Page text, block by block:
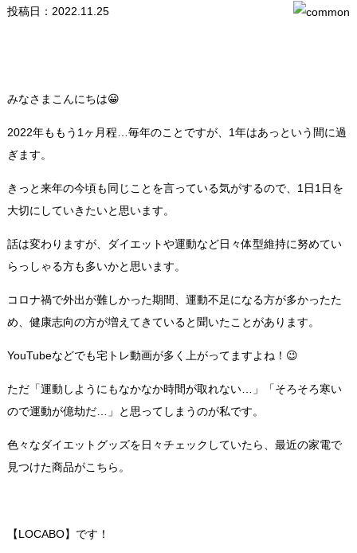
投稿日：2022.11.25
みなさまこんにちは😀
2022年ももう1ヶ月程…毎年のことですが、1年はあっという間に過
ぎます。
きっと来年の今頃も同じことを言っている気がするので、1日1日を
大切にしていきたいと思います。
話は変わりますが、ダイエットや運動など日々体型維持に努めてい
らっしゃる方も多いかと思います。
コロナ禍で外出が難しかった期間、運動不足になる方が多かったた
め、健康志向の方が増えてきていると聞いたことがあります。
YouTubeなどでも宅トレ動画が多く上がってますよね！😉
ただ「運動しようにもなかなか時間が取れない…」「そろそろ寒い
ので運動が億劫だ…」と思ってしまうのが私です。
色々なダイエットグッズを日々チェックしていたら、最近の家電で
見つけた商品がこちら。
【LOCABO】です！